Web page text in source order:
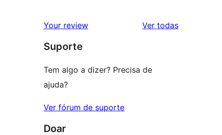
Your review Ver todasavaliações
Suporte
Tem algo a dizer? Precisa de
ajuda?
Ver fórum de suporte
Doar